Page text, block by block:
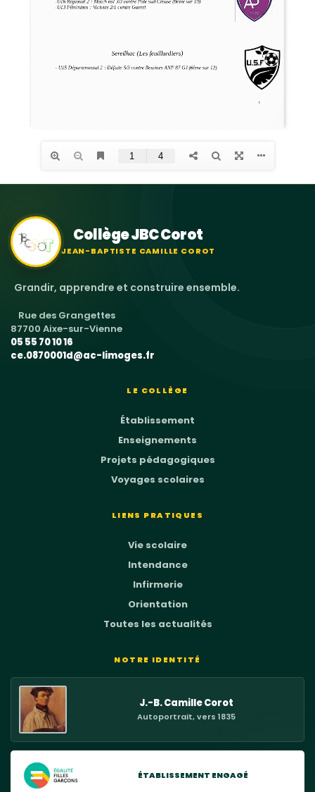
Collège JBC Corot
JEAN-BAPTISTE CAMILLE COROT
Grandir, apprendre et construire ensemble.
Rue des Grangettes
87700 Aixe-sur-Vienne
05 55 70 10 16
ce.0870001d@ac-limoges.fr
LE COLLÈGE
Établissement
Enseignements
Projets pédagogiques
Voyages scolaires
LIENS PRATIQUES
Vie scolaire
Intendance
Infirmerie
Orientation
Toutes les actualités
NOTRE IDENTITÉ
J.-B. Camille Corot
Autoportrait, vers 1835
ÉTABLISSEMENT ENGAGÉ